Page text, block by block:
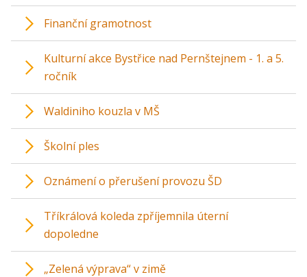
Finanční gramotnost
Kulturní akce Bystřice nad Pernštejnem - 1. a 5.
ročník
Waldiniho kouzla v MŠ
Školní ples
Oznámení o přerušení provozu ŠD
Tříkrálová koleda zpříjemnila úterní
dopoledne
„Zelená výprava“ v zimě